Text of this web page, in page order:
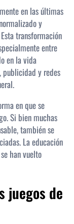
en las últimas
y
transformación
entre
en la vida
publicidad y redes
en que se
Si bien muchas
también se
La educación
han vuelto
juegos de